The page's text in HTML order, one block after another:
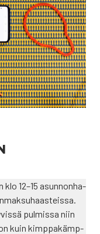
12–15 asun­non­ha­
pul­mis­sa niin
kuin kimp­pa­kämp­